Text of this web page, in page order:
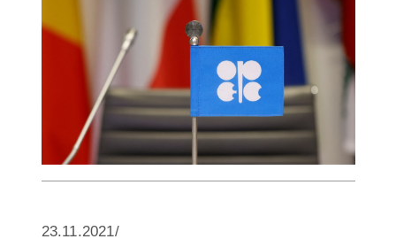
23.11.2021/